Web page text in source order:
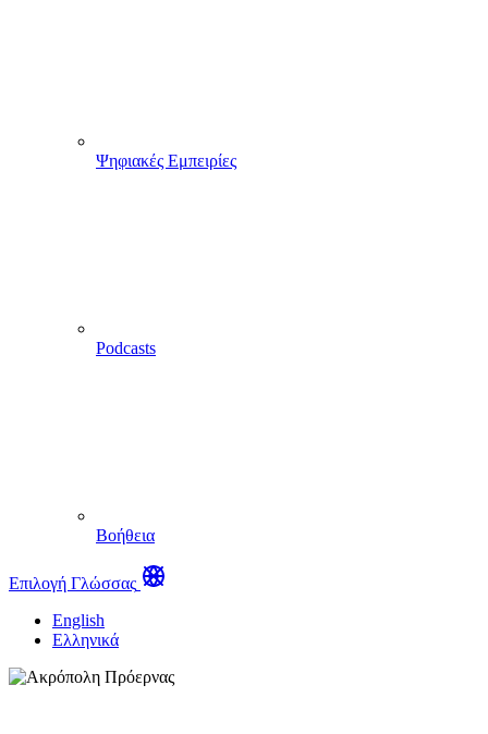
Ψηφιακές Εμπειρίες
Podcasts
Βοήθεια
Επιλογή Γλώσσας
English
Ελληνικά